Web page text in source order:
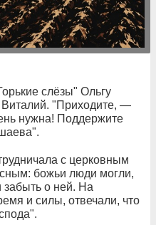
слёзы" Ольгу
"Приходите, —
нужна! Поддержите
с церковным
божьи люди могли,
забыть о ней. На
и силы, отвечали, что